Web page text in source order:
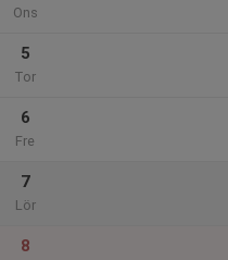
Ons
5
Tor
6
Fre
7
Lör
8